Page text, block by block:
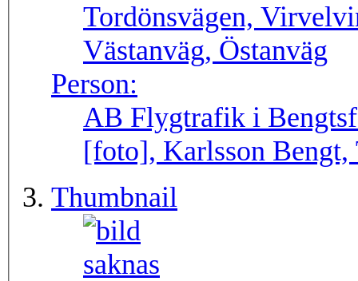
Tordönsvägen,
Västanväg, Östanväg
Person:
AB Flygtrafik i
[foto], Karlsson Bengt,
Thumbnail